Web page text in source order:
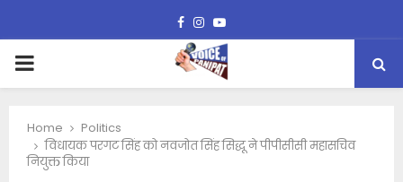
Facebook
Instagram
Youtube
PRIMARY
Home
Politics
विधायक परगट सिंह को नवजोत सिंह सिद्धू ने पीपीसीसी महासचिव
नियुक्त किया